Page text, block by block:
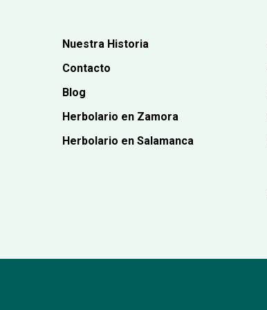
Nuestra Historia
Contacto
Blog
Herbolario en Zamora
Herbolario en Salamanca